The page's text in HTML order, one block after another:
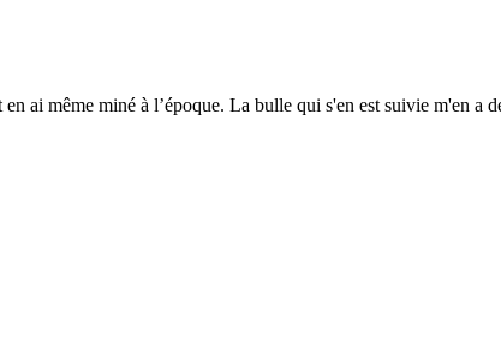
ai même miné à l’époque. La bulle qui s'en est suivie m'en a